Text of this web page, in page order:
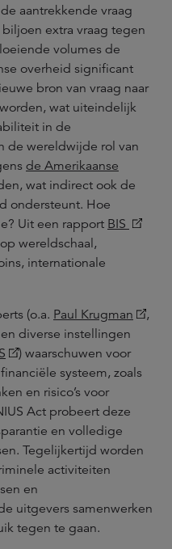
aantrekkende vraag
extra vraag tegen
volumes de
overheid significant
bron van vraag naar
wat uiteindelijk
in de
de wereldwijde rol van
de Amerikaanse
wat indirect ook de
ondersteunt. Hoe
Uit een rapport BIS
wereldschaal,
internationale
(o.a. Paul Krugman
,
diverse instellingen
) waarschuwen voor
systeem, zoals
en risico’s voor
Act probeert deze
en volledige
Tegelijkertijd worden
activiteiten
en
uitgevers samenwerken
tegen te gaan.